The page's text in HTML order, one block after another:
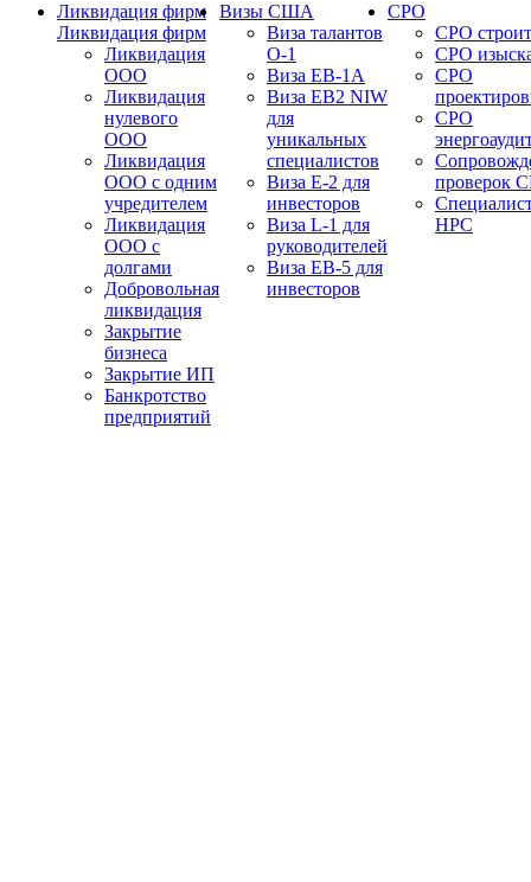
Ликвидация фирм
Ликвидация фирм
Ликвидация
ООО
Ликвидация
нулевого
ООО
Ликвидация
ООО с одним
учредителем
Ликвидация
ООО с
долгами
Добровольная
ликвидация
Закрытие
бизнеса
Закрытие ИП
Банкротство
предприятий
Визы США
Виза талантов
О-1
Виза EB-1A
Виза EB2 NIW
для
уникальных
специалистов
Виза E-2 для
инвесторов
Виза L-1 для
руководителей
Виза EB-5 для
инвесторов
СРО
СРО
СРО
СРО
СРО
проверок
НРС